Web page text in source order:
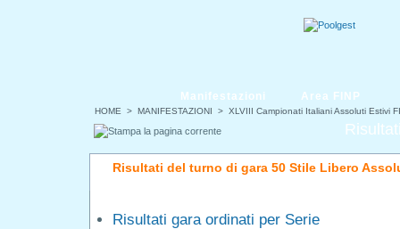
HOME > MANIFESTAZIONI > XLVIII Campionati Italiani Assoluti Estivi
Manifestazioni Area FINP
Risultati del turno di gara 50 Stile Libero
Risultati gara ordinati per Serie